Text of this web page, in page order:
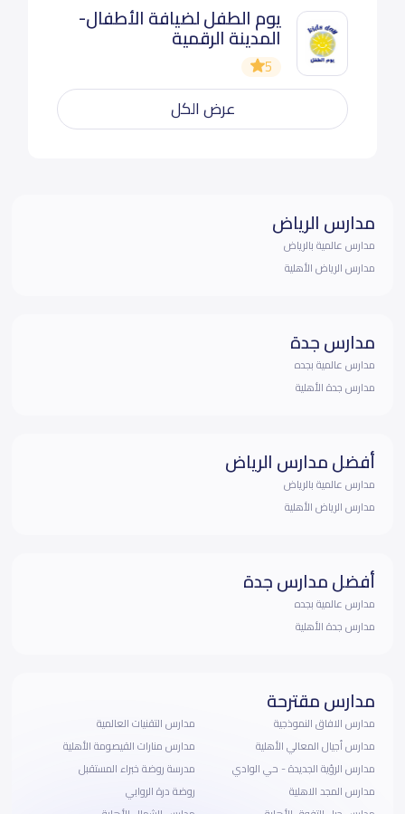
يوم الطفل لضيافة الأطفال-
المدينة الرقمية
5
عرض الكل
مدارس الرياض
مدارس عالمية بالرياض
مدارس الرياض الأهلية
مدارس جدة
مدارس عالمية بجده
مدارس جدة الأهلية
أفضل مدارس الرياض
مدارس عالمية بالرياض
مدارس الرياض الأهلية
أفضل مدارس جدة
مدارس عالمية بجده
مدارس جدة الأهلية
مدارس مقترحة
مدارس الافاق النموذجية
مدارس أجيال المعالي الأهلية
مدارس الرؤية الجديدة - حي الوادي
مدارس المجد الاهلية
مدارس التقنيات العالمية
مدارس منارات القيصومة الأهلية
مدرسة روضة خبراء المستقبل
روضة درة الروابي